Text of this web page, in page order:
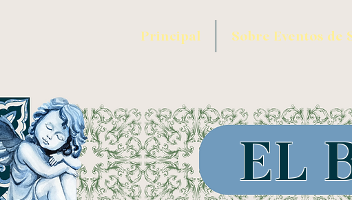
Principal Sobre Eventos de
EL